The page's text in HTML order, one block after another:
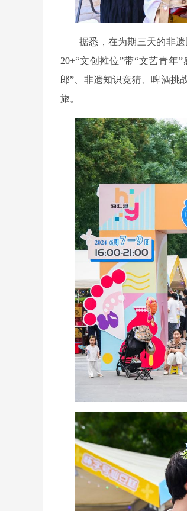
据悉，在为期三天的非遗
20+“文创摊位”带“文艺青年
郎”、非遗知识竞猜、啤酒挑
旅。